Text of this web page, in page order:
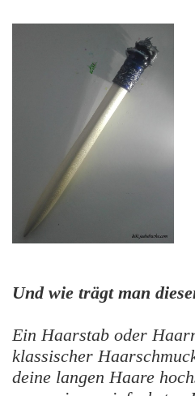
Und wie trägt man
Ein Haarstab oder
klassischer
deine langen Haare